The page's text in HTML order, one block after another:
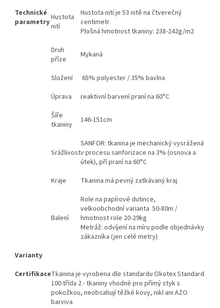
Technické
parametryHustota
nití
Hustota nití je 53 nitě na čtverečný
centimetr
Plošná hmotnost tkaniny: 238-242g/m2
Druh
příze
Mykaná
Složení
65% polyester / 35% bavlna
Úprava
reaktivní barvení praní na 60°C
Šíře
tkaniny
146-151cm
Srážlivost
SANFOR: tkanina je mechanický vysrážená
v procesu sanforizace na 3% (osnova a
útek), pří praní na 60°C
Kraje
Tkanina má pevný zatkávaný kraj
Balení
Role na papírové dutince,
velkoobchodní varianta 50-80m /
hmotnost role 20-29kg
Metráž: odvíjení na míru podle objednávky
zákazníka (jen celé metry)
Varianty
CertifikaceTkanina je vyrobena dle standardu Ökotex Standard
100 třída 2 - tkaniny vhodné pro přímý styk s
pokožkou, neobsahují těžké kovy, nikl ani AZO
barviva